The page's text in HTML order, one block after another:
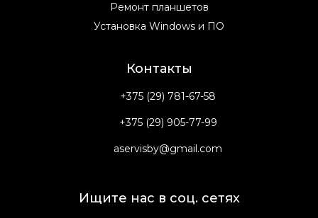
Ремонт планшетов
Установка Windows и ПО
Контакты
+375 (29) 781-67-58
+375 (29) 905-77-99
aservisby@gmail.com
Ищите нас в соц. сетях